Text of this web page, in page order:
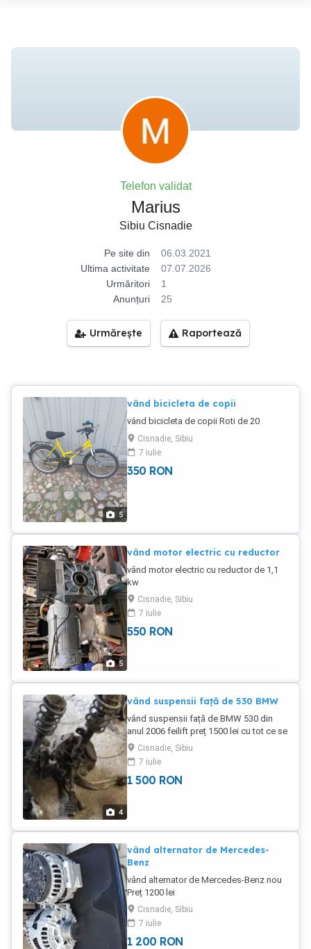
Telefon validat
Marius
Sibiu Cisnadie
Pe site din
06.03.2021
Ultima activitate
07.07.2026
Urmăritori
1
Anunțuri
25
Urmărește Raportează
5
vând bicicleta de copii
vând bicicleta de copii Roti de 20
Cisnadie, Sibiu
7 iulie
350 RON
5
vând motor electric cu reductor
vând motor electric cu reductor de 1,1
kw
Cisnadie, Sibiu
7 iulie
550 RON
4
vând suspensii față de 530 BMW
vând suspensii față de BMW 530 din
anul 2006 feilift preț 1500 lei cu tot ce se
vede în poze
Cisnadie, Sibiu
7 iulie
1 500 RON
vând alternator de Mercedes-
Benz
vând alternator de Mercedes-Benz nou
Preț 1200 lei
Cisnadie, Sibiu
7 iulie
1 200 RON